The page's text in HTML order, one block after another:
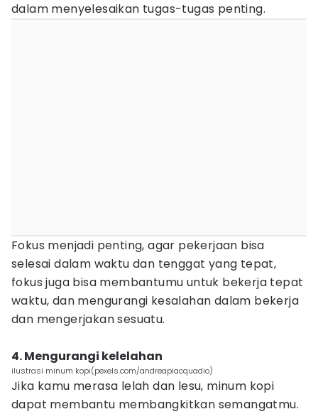
dalam menyelesaikan tugas-tugas penting.
Fokus menjadi penting, agar pekerjaan bisa
selesai dalam waktu dan tenggat yang tepat,
fokus juga bisa membantumu untuk bekerja tepat
waktu, dan mengurangi kesalahan dalam bekerja
dan mengerjakan sesuatu.
4. Mengurangi kelelahan
ilustrasi minum kopi(pexels.com/andreapiacquadio)
Jika kamu merasa lelah dan lesu, minum kopi
dapat membantu membangkitkan semangatmu.